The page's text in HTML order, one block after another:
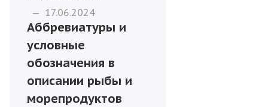
— 17.06.2024
Аббревиатуры и
условные
обозначения в
описании рыбы и
морепродуктов